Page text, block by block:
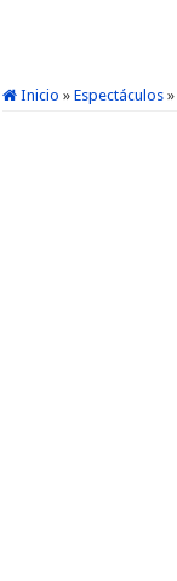
Inicio » Espectáculos »